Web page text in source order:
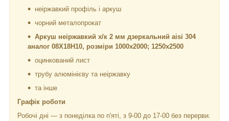
неіржавкий профіль і аркуш
чорний металопрокат
Аркуш неіржавкий х/к 2 мм дзеркальний aisi 304
аналог 08Х18Н10, розміри 1000х2000; 1250х2500
оцинкований лист
трубу алюмінієву та неіржавку
та інше
Графік роботи
Робочі дні — з понеділка по п'яті, з 9-00 до 17-00 без перерви.